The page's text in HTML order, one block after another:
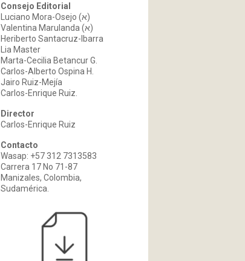
Consejo Editorial
Luciano Mora-Osejo (א)
Valentina Marulanda (א)
Heriberto Santacruz-Ibarra
Lia Master
Marta-Cecilia Betancur G.
Carlos-Alberto Ospina H.
Jairo Ruiz-Mejía
Carlos-Enrique Ruiz.
Director
Carlos-Enrique Ruiz
Contacto
Wasap: +57 312 7313583
Carrera 17 No 71-87
Manizales, Colombia,
Sudamérica.